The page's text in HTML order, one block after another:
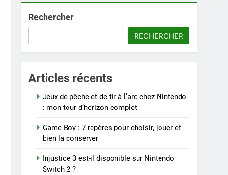
Rechercher
RECHERCHER
Articles récents
Jeux de pêche et de tir à l’arc chez Nintendo
: mon tour d’horizon complet
Game Boy : 7 repères pour choisir, jouer et
bien la conserver
Injustice 3 est-il disponible sur Nintendo
Switch 2 ?